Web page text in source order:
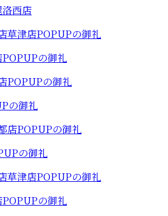
西店
の御礼
の御礼
の御礼
の御礼